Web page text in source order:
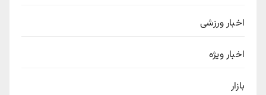
اخبار ورزشی
اخبار ویژه
بازار